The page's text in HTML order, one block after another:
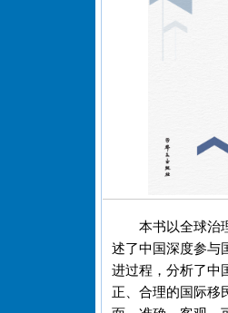
本书以全球治
述了中国深度参与
进过程，分析了中
正、合理的国际移